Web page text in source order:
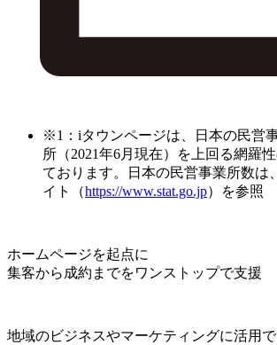
※1：iタウンページは、日本の民営
所（2021年6月現在）を上回る網羅
ております。日本の民営事業所数は
イト（https://www.stat.go.jp）を参照
ホームページを起点に
集客から成約までをワンストップで支援
地域のビジネスやマーケティングに活用